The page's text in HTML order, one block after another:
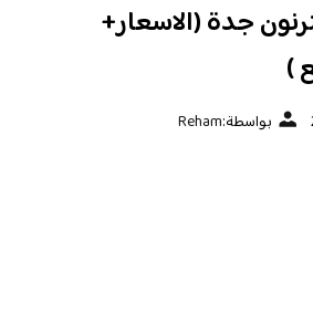
جدة (الاسعار+
)
بواسطة:Reham